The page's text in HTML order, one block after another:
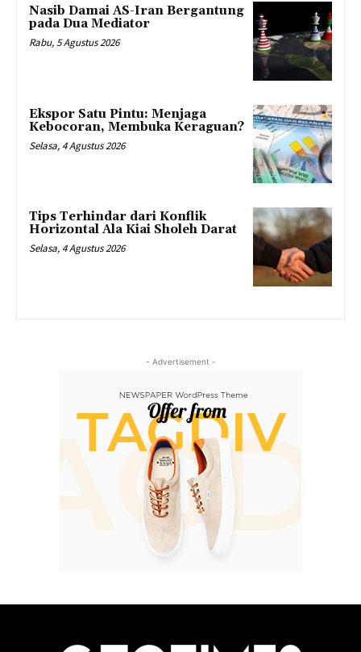
Nasib Damai AS-Iran Bergantung
pada Dua Mediator
Rabu, 5 Agustus 2026
Ekspor Satu Pintu: Menjaga
Kebocoran, Membuka Keraguan?
Selasa, 4 Agustus 2026
Tips Terhindar dari Konflik
Horizontal Ala Kiai Sholeh Darat
Selasa, 4 Agustus 2026
- Advertisement -